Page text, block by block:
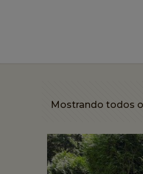
Mostrando todos